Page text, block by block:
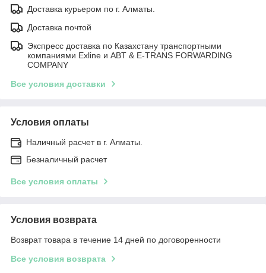
Доставка курьером по г. Алматы.
Доставка почтой
Экспресс доставка по Казахстану транспортными
компаниями Exline и ABT & E-TRANS FORWARDING
COMPANY
Все условия доставки
Условия оплаты
Наличный расчет в г. Алматы.
Безналичный расчет
Все условия оплаты
Условия возврата
Возврат товара в течение 14 дней по договоренности
Все условия возврата